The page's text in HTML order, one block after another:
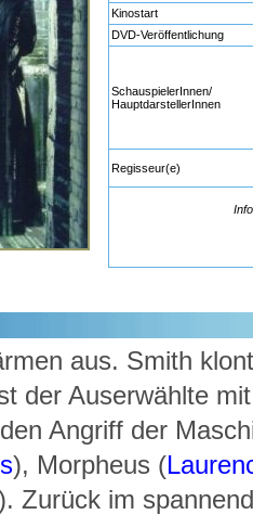
Kinostart
DVD-Veröffentlichung
SchauspielerInnen/
HauptdarstellerInnen
Regisseur(e)
aus. Smith
der Auserwählte
Angriff der
), Morpheus (
Zurück im